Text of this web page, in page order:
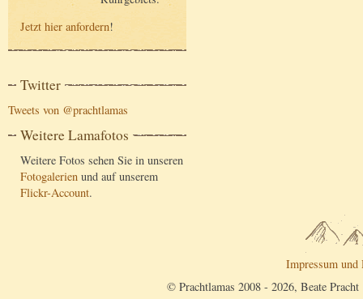
Jetzt hier anfordern!
Twitter
Tweets von @prachtlamas
Weitere Lamafotos
Weitere Fotos sehen Sie in unseren
Fotogalerien und auf unserem
Flickr-Account.
Impressum und
© Prachtlamas 2008 - 2026, Beate Pracht